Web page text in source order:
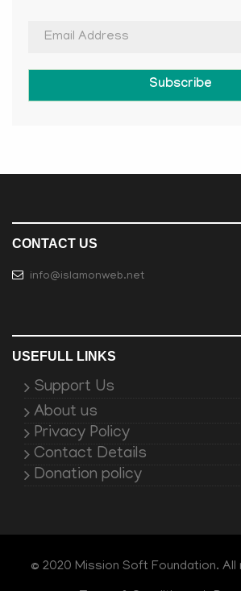
Subscribe
CONTACT US
info@islamonweb.net
USEFULL LINKS
Support Us
About us
Privacy Policy
Contact Details
Donation policy
© 2020 Mission Soft Foundation.